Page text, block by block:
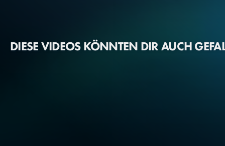
DIESE VIDEOS KÖNNTEN DIR AUCH